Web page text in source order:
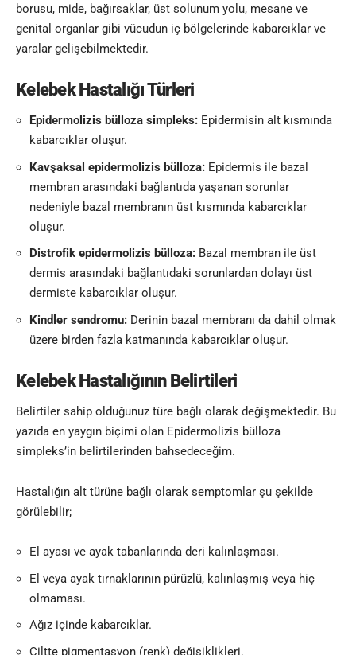
borusu, mide, bağırsaklar, üst solunum yolu, mesane ve
genital organlar gibi vücudun iç bölgelerinde kabarcıklar ve
yaralar gelişebilmektedir.
Kelebek Hastalığı Türleri
Epidermolizis bülloza simpleks: Epidermisin alt kısmında
kabarcıklar oluşur.
Kavşaksal epidermolizis bülloza: Epidermis ile bazal
membran arasındaki bağlantıda yaşanan sorunlar
nedeniyle bazal membranın üst kısmında kabarcıklar
oluşur.
Distrofik epidermolizis bülloza: Bazal membran ile üst
dermis arasındaki bağlantıdaki sorunlardan dolayı üst
dermiste kabarcıklar oluşur.
Kindler sendromu: Derinin bazal membranı da dahil olmak
üzere birden fazla katmanında kabarcıklar oluşur.
Kelebek Hastalığının Belirtileri
Belirtiler sahip olduğunuz türe bağlı olarak değişmektedir. Bu
yazıda en yaygın biçimi olan Epidermolizis bülloza
simpleks’in belirtilerinden bahsedeceğim.
Hastalığın alt türüne bağlı olarak semptomlar şu şekilde
görülebilir;
El ayası ve ayak tabanlarında deri kalınlaşması.
El veya ayak tırnaklarının pürüzlü, kalınlaşmış veya hiç
olmaması.
Ağız içinde kabarcıklar.
Ciltte pigmentasyon (renk) değişiklikleri.